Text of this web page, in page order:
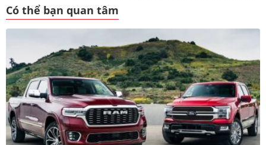
khi mua ghế trẻ em.
Có thể bạn quan tâm